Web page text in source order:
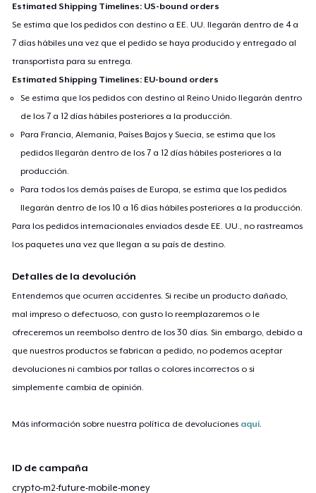
Estimated Shipping Timelines: US-bound orders
Se estima que los pedidos con destino a EE. UU. llegarán dentro de 4 a
7 días hábiles una vez que el pedido se haya producido y entregado al
transportista para su entrega.
Estimated Shipping Timelines: EU-bound orders
Se estima que los pedidos con destino al Reino Unido llegarán dentro
de los 7 a 12 días hábiles posteriores a la producción.
Para Francia, Alemania, Países Bajos y Suecia, se estima que los
pedidos llegarán dentro de los 7 a 12 días hábiles posteriores a la
producción.
Para todos los demás países de Europa, se estima que los pedidos
llegarán dentro de los 10 a 16 días hábiles posteriores a la producción.
Para los pedidos internacionales enviados desde EE. UU., no rastreamos
los paquetes una vez que llegan a su país de destino.
Detalles de la devolución
Entendemos que ocurren accidentes. Si recibe un producto dañado,
mal impreso o defectuoso, con gusto lo reemplazaremos o le
ofreceremos un reembolso dentro de los 30 días. Sin embargo, debido a
que nuestros productos se fabrican a pedido, no podemos aceptar
devoluciones ni cambios por tallas o colores incorrectos o si
simplemente cambia de opinión.
Más información sobre nuestra política de devoluciones aquí.
ID de campaña
crypto-m2-future-mobile-money